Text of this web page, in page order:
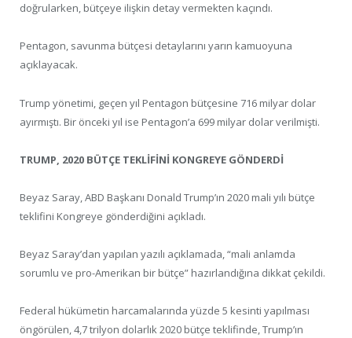
doğrularken, bütçeye ilişkin detay vermekten kaçındı.
Pentagon, savunma bütçesi detaylarını yarın kamuoyuna
açıklayacak.
Trump yönetimi, geçen yıl Pentagon bütçesine 716 milyar dolar
ayırmıştı. Bir önceki yıl ise Pentagon’a 699 milyar dolar verilmişti.
TRUMP, 2020 BÜTÇE TEKLİFİNİ KONGREYE GÖNDERDİ
Beyaz Saray, ABD Başkanı Donald Trump’ın 2020 mali yılı bütçe
teklifini Kongreye gönderdiğini açıkladı.
Beyaz Saray’dan yapılan yazılı açıklamada, “mali anlamda
sorumlu ve pro-Amerikan bir bütçe” hazırlandığına dikkat çekildi.
Federal hükümetin harcamalarında yüzde 5 kesinti yapılması
öngörülen, 4,7 trilyon dolarlık 2020 bütçe teklifinde, Trump’ın